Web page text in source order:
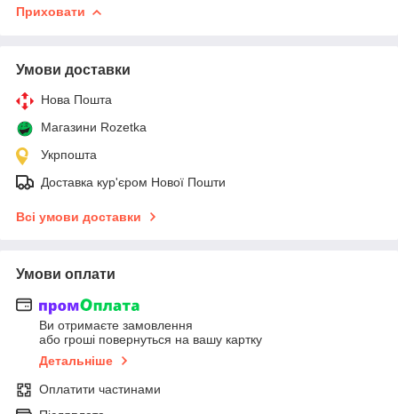
Приховати
Умови доставки
Нова Пошта
Магазини Rozetka
Укрпошта
Доставка кур'єром Нової Пошти
Всі умови доставки
Умови оплати
Ви отримаєте замовлення
або гроші повернуться на вашу картку
Детальніше
Оплатити частинами